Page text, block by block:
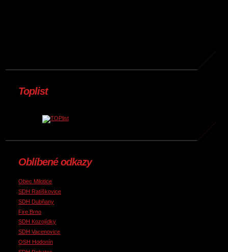
Toplist
Oblíbené odkazy
Obec Milotice
SDH Ratíškovice
SDH Dubňany
Fire Brno
SDH Kozojídky
SDH Vacenovice
OSH Hodonín